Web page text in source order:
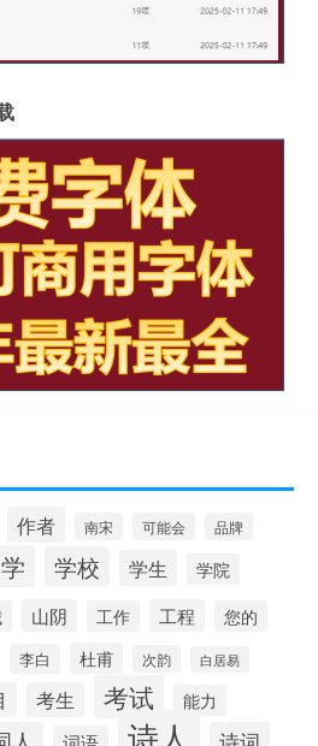
作者 南宋 可能会 品牌
学校 学生 学院
山阴 工作 工程 您的
李白 杜甫 次韵 白居易
考生 考试 能力
诗人